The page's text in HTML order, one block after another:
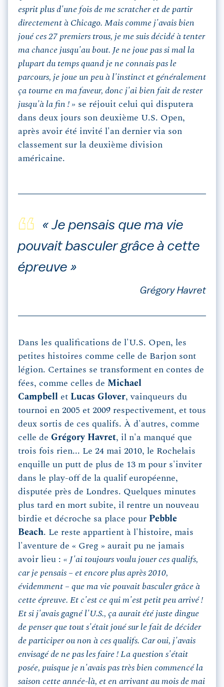
esprit plus d'une fois de me scratcher et de partir
directement à Chicago. Mais comme j'avais bien
joué ces 27 premiers trous, je me suis décidé à tenter
ma chance jusqu'au bout. Je ne joue pas si mal la
plupart du temps quand je ne connais pas le
parcours, je joue un peu à l'instinct et généralement
ça tourne en ma faveur, donc j'ai bien fait de rester
jusqu'à la fin ! » se réjouit celui qui disputera
dans deux jours son deuxième U.S. Open,
après avoir été invité l'an dernier via son
classement sur la deuxième division
américaine.
« Je pensais que ma vie
pouvait basculer grâce à cette
épreuve »
Grégory Havret
Dans les qualifications de l'U.S. Open, les
petites histoires comme celle de Barjon sont
légion. Certaines se transforment en contes de
fées, comme celles de Michael
Campbell et Lucas Glover, vainqueurs du
tournoi en 2005 et 2009 respectivement, et tous
deux sortis de ces qualifs. À d'autres, comme
celle de Grégory Havret, il n'a manqué que
trois fois rien... Le 24 mai 2010, le Rochelais
enquille un putt de plus de 13 m pour s'inviter
dans le play-off de la qualif européenne,
disputée près de Londres. Quelques minutes
plus tard en mort subite, il rentre un nouveau
birdie et décroche sa place pour Pebble
Beach. Le reste appartient à l'histoire, mais
l'aventure de « Greg » aurait pu ne jamais
avoir lieu : « J'ai toujours voulu jouer ces qualifs,
car je pensais – et encore plus après 2010,
évidemment – que ma vie pouvait basculer grâce à
cette épreuve. Et c'est ce qui m'est petit peu arrivé !
Et si j'avais gagné l'U.S., ça aurait été juste dingue
de penser que tout s'était joué sur le fait de décider
de participer ou non à ces qualifs. Car oui, j'avais
envisagé de ne pas les faire ! La question s'était
posée, puisque je n'avais pas très bien commencé la
saison cette année-là, et en arrivant au mois de mai